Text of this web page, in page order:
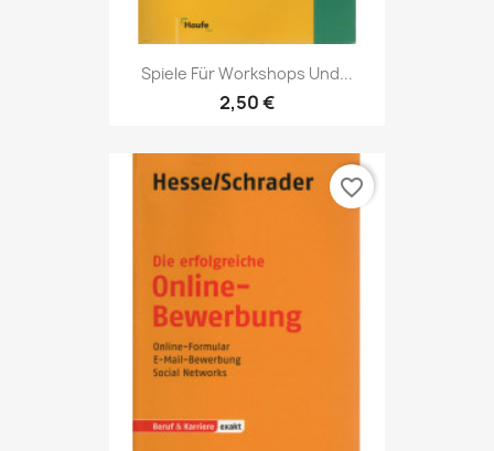
Spiele Für Workshops Und...
2,50 €
favorite_border